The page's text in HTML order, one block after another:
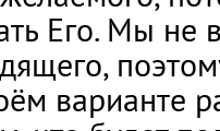
Его. Мы не
варианте